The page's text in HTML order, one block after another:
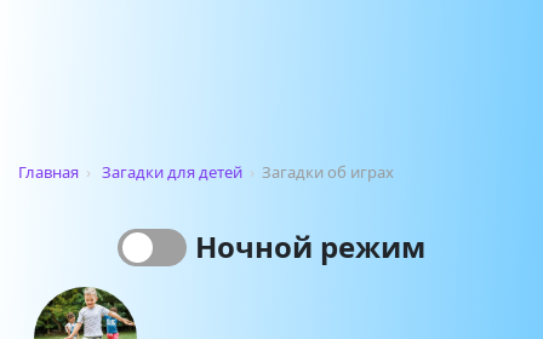
Главная › Загадки для детей › Загадки об играх
Ночной режим